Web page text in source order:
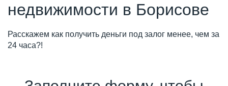
недвижимости в Борисове
Расскажем как получить деньги под залог менее, чем за
24 часа?!